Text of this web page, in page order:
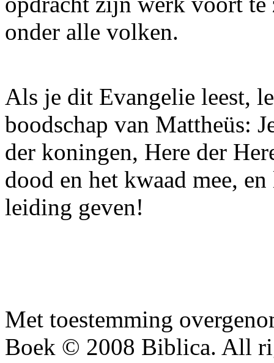
onder alle volken.
Als je dit Evangelie leest,
boodschap van Mattheüs:
der koningen, Here der
dood en het kwaad mee,
leiding geven!
Met toestemming
Boek © 2008 Biblica. All